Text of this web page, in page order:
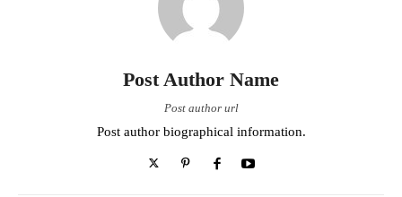
Post Author Name
Post author url
Post author biographical information.